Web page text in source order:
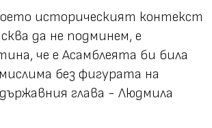
историческият контекст
да не подминем, е
че е Асамблеята би била
без фигурата на
глава - Людмила